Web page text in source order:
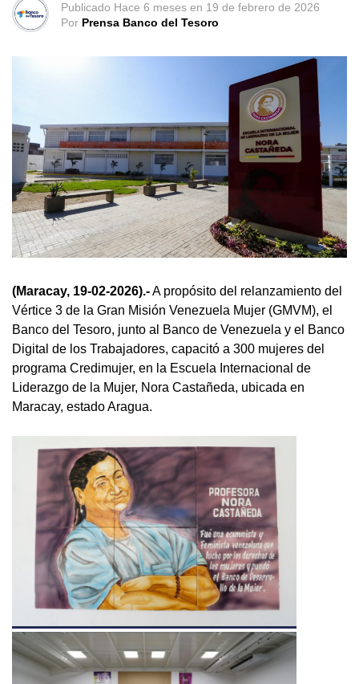
Publicado Hace 6 meses en 19 de febrero de 2026
Por Prensa Banco del Tesoro
(Maracay, 19-02-2026).-A propósito del relanzamiento del
Vértice 3 de la Gran Misión Venezuela Mujer (GMVM), el
Banco del Tesoro, junto al Banco de Venezuela y el Banco
Digital de los Trabajadores, capacitó a 300 mujeres del
programa Credimujer, en la Escuela Internacional de
Liderazgo de la Mujer, Nora Castañeda, ubicada en
Maracay, estado Aragua.